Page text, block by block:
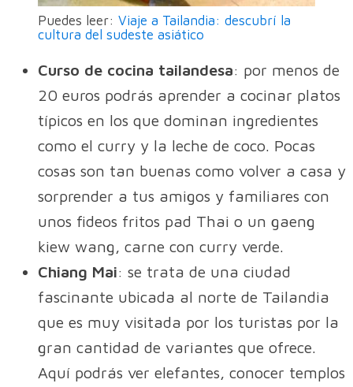
Puedes leer: Viaje a Tailandia: descubrí la
cultura del sudeste asiático
Curso de cocina tailandesa: por menos de
20 euros podrás aprender a cocinar platos
típicos en los que dominan ingredientes
como el curry y la leche de coco. Pocas
cosas son tan buenas como volver a casa y
sorprender a tus amigos y familiares con
unos fideos fritos pad Thai o un gaeng
kiew wang, carne con curry verde.
Chiang Mai: se trata de una ciudad
fascinante ubicada al norte de Tailandia
que es muy visitada por los turistas por la
gran cantidad de variantes que ofrece.
Aquí podrás ver elefantes, conocer templos